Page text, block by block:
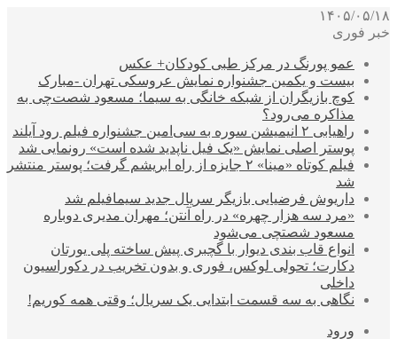
۱۴۰۵/۰۵/۱۸
خبر فوری
عمو پورنگ در مرکز طبی کودکان+ عکس
بیست و یکمین جشنواره نمایش عروسکی تهران -مبارک
کوچ بازیگران از شبکه خانگی به سیما؛ مسعود شصت‌چی به
مذاکره می‌رود؟
راهیابی ۲ انیمیشن سوره به سی‌امین جشنواره فیلم رود آیلند
پوستر اصلی نمایش «یک فیل ناپدید شده است» رونمایی شد
فیلم کوتاه «مینا» ۲ جایزه از راه ابریشم گرفت؛ پوستر منتشر
شد
داریوش فرضیایی بازیگر سریال جدید سیمافیلم شد
«مرد سه هزار چهره» در راه آنتن؛ مهران مدیری دوباره
مسعود شصتچی می‌شود
انواع قاب بندی دیوار با گچبری پیش ساخته پلی یورتان
دکارت؛ تحولی لوکس، فوری و بدون تخریب در دکوراسیون
داخلی
نگاهی به سه قسمت ابتدایی یک سریال؛ وقتی همه کوریم!
ورود